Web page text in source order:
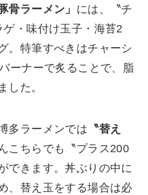
骨ラーメン」 には、〝チ
・味付け玉子・海苔2
。特筆すべきはチャーシ
ーナーで炙ることで、脂
した。
多ラーメンでは 〝替え
こちらでも〝プラス200
できます。丼ぶりの中に
、替え玉をする場合は必